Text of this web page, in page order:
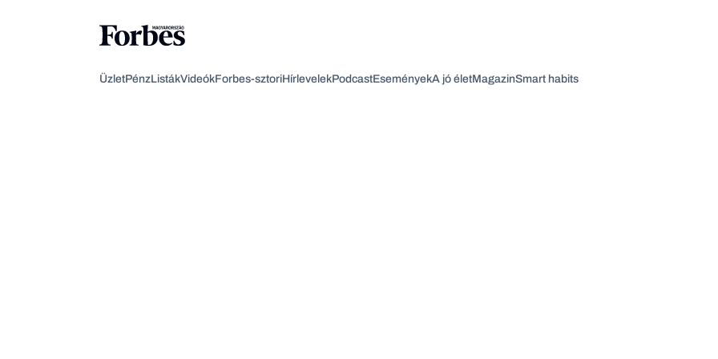
ÜzletPénzListákVideókForbes-sztoriHírlevelekPodcastEseményekA jó életMagazinSmart habits